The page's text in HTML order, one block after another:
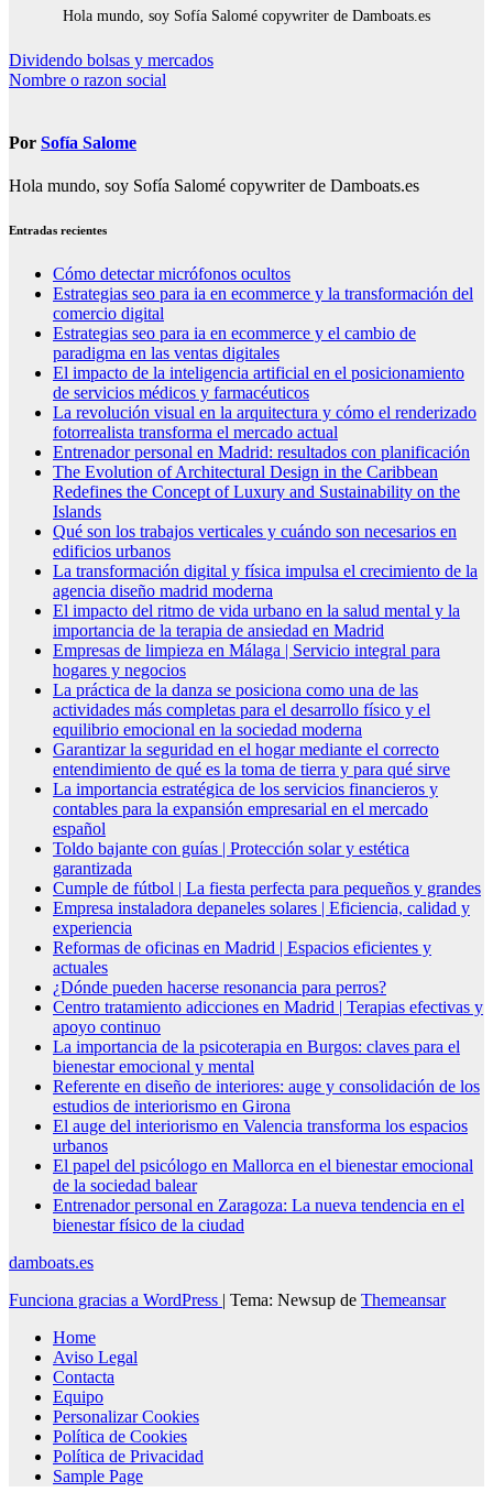
Hola mundo, soy Sofía Salomé copywriter de Damboats.es
Navegación
de
Dividendo bolsas y mercados
Nombre o razon social
Por Sofía Salome
Hola mundo, soy Sofía Salomé copywriter de Damboats.es
Entradas recientes
Cómo detectar micrófonos ocultos
Estrategias seo para ia en ecommerce y la transformación del
comercio digital
Estrategias seo para ia en ecommerce y el cambio de
paradigma en las ventas digitales
El impacto de la inteligencia artificial en el posicionamiento
de servicios médicos y farmacéuticos
La revolución visual en la arquitectura y cómo el renderizado
fotorrealista transforma el mercado actual
Entrenador personal en Madrid: resultados con planificación
The Evolution of Architectural Design in the Caribbean
Redefines the Concept of Luxury and Sustainability on the
Islands
Qué son los trabajos verticales y cuándo son necesarios en
edificios urbanos
La transformación digital y física impulsa el crecimiento de la
agencia diseño madrid moderna
El impacto del ritmo de vida urbano en la salud mental y la
importancia de la terapia de ansiedad en Madrid
Empresas de limpieza en Málaga | Servicio integral para
hogares y negocios
La práctica de la danza se posiciona como una de las
actividades más completas para el desarrollo físico y el
equilibrio emocional en la sociedad moderna
Garantizar la seguridad en el hogar mediante el correcto
entendimiento de qué es la toma de tierra y para qué sirve
La importancia estratégica de los servicios financieros y
contables para la expansión empresarial en el mercado
español
Toldo bajante con guías | Protección solar y estética
garantizada
Cumple de fútbol | La fiesta perfecta para pequeños y grandes
Empresa instaladora depaneles solares | Eficiencia, calidad y
experiencia
Reformas de oficinas en Madrid | Espacios eficientes y
actuales
¿Dónde pueden hacerse resonancia para perros?
Centro tratamiento adicciones en Madrid | Terapias efectivas y
apoyo continuo
La importancia de la psicoterapia en Burgos: claves para el
bienestar emocional y mental
Referente en diseño de interiores: auge y consolidación de los
estudios de interiorismo en Girona
El auge del interiorismo en Valencia transforma los espacios
urbanos
El papel del psicólogo en Mallorca en el bienestar emocional
de la sociedad balear
Entrenador personal en Zaragoza: La nueva tendencia en el
bienestar físico de la ciudad
damboats.es
Funciona gracias a WordPress | Tema: Newsup de Themeansar
Home
Aviso Legal
Contacta
Equipo
Personalizar Cookies
Política de Cookies
Política de Privacidad
Sample Page